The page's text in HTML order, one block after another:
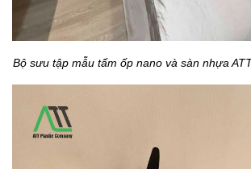
Bộ sưu tập mẫu tấm ốp nano và sàn nhựa